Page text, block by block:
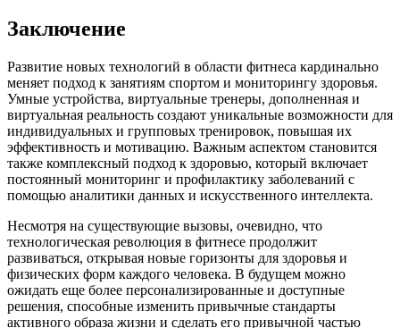
Заключение
Развитие новых технологий в области фитнеса кардинально
меняет подход к занятиям спортом и мониторингу здоровья.
Умные устройства, виртуальные тренеры, дополненная и
виртуальная реальность создают уникальные возможности для
индивидуальных и групповых тренировок, повышая их
эффективность и мотивацию. Важным аспектом становится
также комплексный подход к здоровью, который включает
постоянный мониторинг и профилактику заболеваний с
помощью аналитики данных и искусственного интеллекта.
Несмотря на существующие вызовы, очевидно, что
технологическая революция в фитнесе продолжит
развиваться, открывая новые горизонты для здоровья и
физических форм каждого человека. В будущем можно
ожидать еще более персонализированные и доступные
решения, способные изменить привычные стандарты
активного образа жизни и сделать его привычной частью